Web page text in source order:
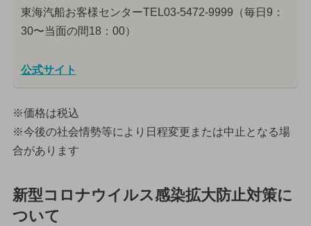
東海汽船お客様センターTEL03-5472-9999（毎日9：
30〜当面の間18：00）
公式サイト
※価格は税込
※今後の社会情勢等により日程変更または中止となる場
合があります
新型コロナウイルス感染拡大防止対策に
ついて